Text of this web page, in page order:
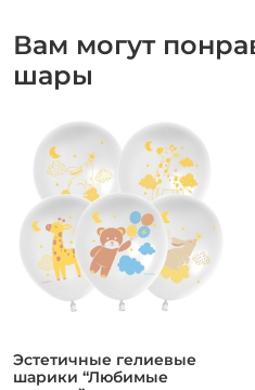
Вам могут
шары
Эстетичные гелиевые
шарики “Любимые